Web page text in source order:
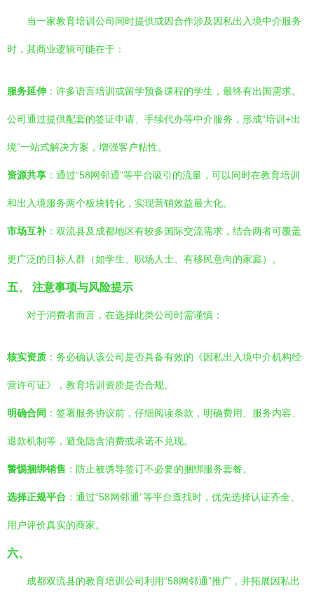
当一家教育培训公司同时提供或因合作涉及因私出入境中介服务
时，其商业逻辑可能在于：
服务延伸 ：许多语言培训或留学预备课程的学生，最终有出国需求。
公司通过提供配套的签证申请、手续代办等中介服务，形成“培训+出
境”一站式解决方案，增强客户粘性。
资源共享 ：通过“58网邻通”等平台吸引的流量，可以同时在教育培训
和出入境服务两个板块转化，实现营销效益最大化。
市场互补：双流县及成都地区有较多国际交流需求，结合两者可覆盖
更广泛的目标人群（如学生、职场人士、有移民意向的家庭）。
五、 注意事项与风险提示
对于消费者而言，在选择此类公司时需谨慎：
核实资质 ：务必确认该公司是否具备有效的《因私出入境中介机构经
营许可证》，教育培训资质是否合规。
明确合同 ：签署服务协议前，仔细阅读条款，明确费用、服务内容、
退款机制等，避免隐含消费或承诺不兑现。
警惕捆绑销售 ：防止被诱导签订不必要的捆绑服务套餐。
选择正规平台 ：通过“58网邻通”等平台查找时，优先选择认证齐全、
用户评价真实的商家。
六、
成都双流县的教育培训公司利用“58网邻通”推广，并拓展因私出